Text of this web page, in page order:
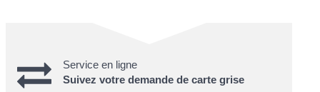
Service en ligne
Suivez votre demande de carte grise